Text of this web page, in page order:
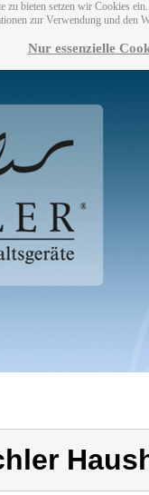
zu bieten setzen wir Cookies
zur Verwendung und den
Nur essenzielle